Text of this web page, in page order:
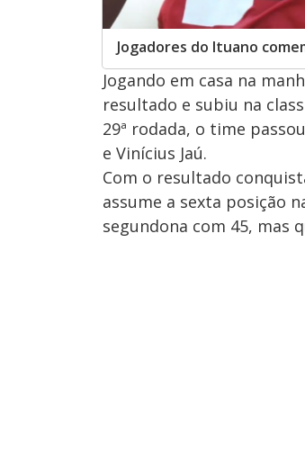
Jogadores do Ituano
Jogando em casa na
resultado e subiu na
29ª rodada, o time
e Vinícius Jaú.
Com o resultado
assume a sexta posição
segundona com 45, mas